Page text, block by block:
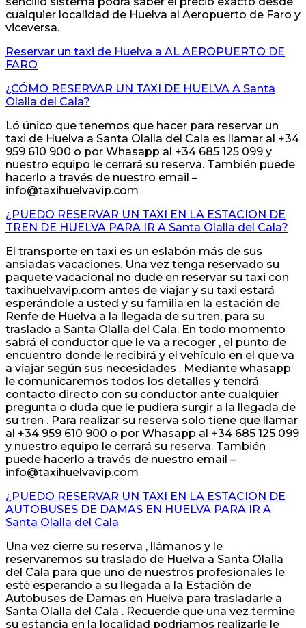
cualquier localidad de Huelva al Aeropuerto de Faro y
viceversa.
Reservar un taxi de Huelva a AL AEROPUERTO DE
FARO
¿CÓMO RESERVAR UN TAXI DE HUELVA A Santa
Olalla del Cala?
Ló único que tenemos que hacer para reservar un
taxi de Huelva a Santa Olalla del Cala es llamar al +34
959 610 900 o por Whasapp al +34 685 125 099 y
nuestro equipo le cerrará su reserva. También puede
hacerlo a través de nuestro email –
info@taxihuelvavip.com
¿PUEDO RESERVAR UN TAXI EN LA ESTACION DE
TREN DE HUELVA PARA IR A Santa Olalla del Cala?
El transporte en taxi es un eslabón más de sus
ansiadas vacaciones. Una vez tenga reservado su
paquete vacacional no dude en reservar su taxi con
taxihuelvavip.com antes de viajar y su taxi estará
esperándole a usted y su familia en la estación de
Renfe de Huelva a la llegada de su tren, para su
traslado a Santa Olalla del Cala. En todo momento
sabrá el conductor que le va a recoger , el punto de
encuentro donde le recibirá y el vehículo en el que va
a viajar según sus necesidades . Mediante whasapp
le comunicaremos todos los detalles y tendrá
contacto directo con su conductor ante cualquier
pregunta o duda que le pudiera surgir a la llegada de
su tren . Para realizar su reserva solo tiene que llamar
al +34 959 610 900 o por Whasapp al +34 685 125 099
y nuestro equipo le cerrará su reserva. También
puede hacerlo a través de nuestro email –
info@taxihuelvavip.com
¿PUEDO RESERVAR UN TAXI EN LA ESTACION DE
AUTOBUSES DE DAMAS EN HUELVA PARA IR A
Santa Olalla del Cala
Una vez cierre su reserva , llámanos y le
reservaremos su traslado de Huelva a Santa Olalla
del Cala para que uno de nuestros profesionales le
esté esperando a su llegada a la Estación de
Autobuses de Damas en Huelva para trasladarle a
Santa Olalla del Cala . Recuerde que una vez termine
su estancia en la localidad podríamos realizarle le